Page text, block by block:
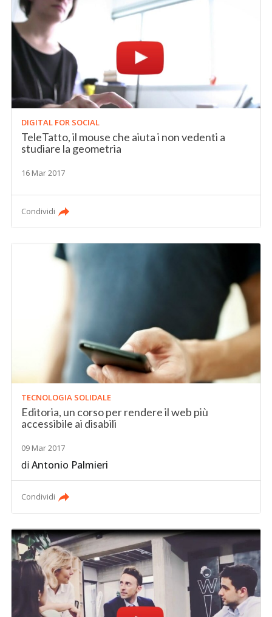
DIGITAL FOR SOCIAL
TeleTatto, il mouse che aiuta i non vedenti a
studiare la geometria
16 Mar 2017
Condividi
TECNOLOGIA SOLIDALE
Editoria, un corso per rendere il web più
accessibile ai disabili
09 Mar 2017
diAntonio Palmieri
Condividi